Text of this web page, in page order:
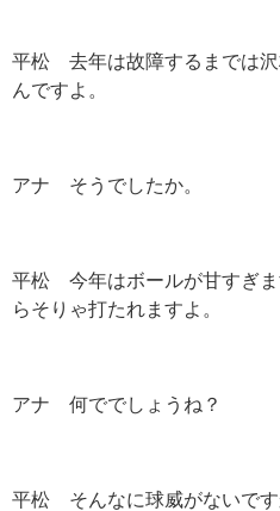
平松 去年は故障するまでは沢
んですよ。
アナ そうでしたか。
平松 今年はボールが甘すぎ
らそりゃ打たれますよ。
アナ 何ででしょうね？
平松 そんなに球威がないです